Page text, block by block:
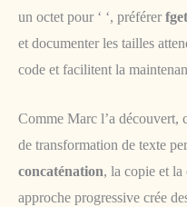
un octet pour ‘ ‘, préférer
et documenter les tailles
code et facilitent la
Comme Marc l’a découvert,
de transformation de texte
concaténation, la copie et la
approche progressive crée